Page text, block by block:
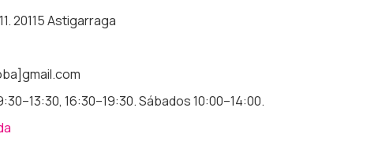
20115 Astigarraga
16:30–19:30. Sábados 10:00–14:00.